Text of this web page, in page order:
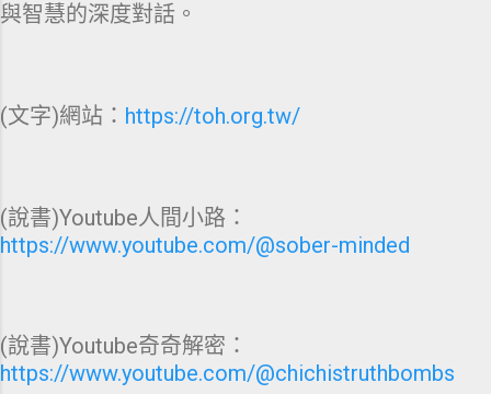
與智慧的深度對話。
(文字)網站： https://toh.org.tw/
(說書)Youtube人間小路：
https://www.youtube.com/@sober-minded
(說書)Youtube奇奇解密：
https://www.youtube.com/@chichistruthbombs